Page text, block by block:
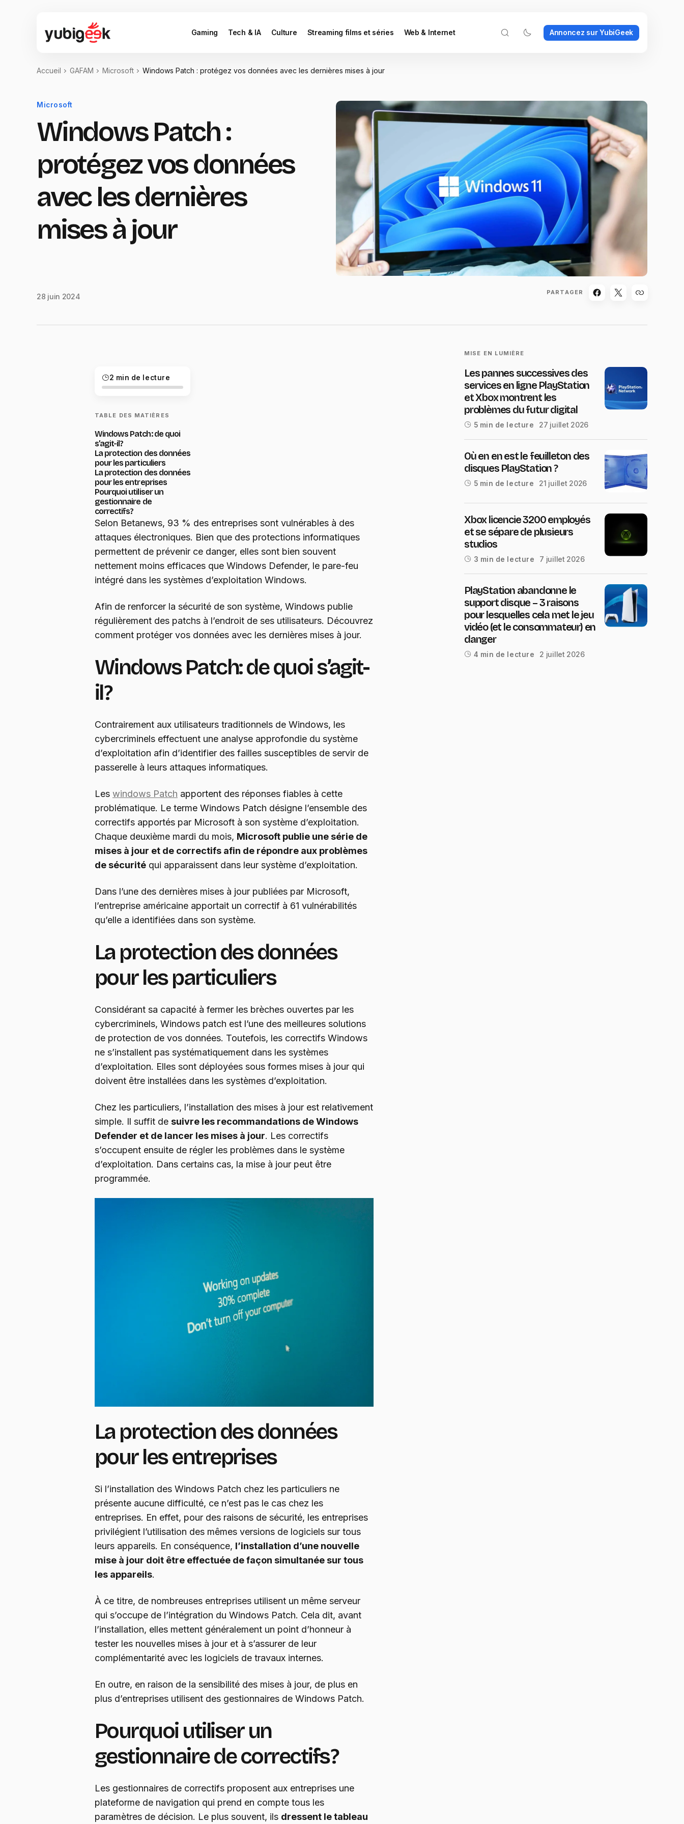
Gaming Tech & IA Culture Streaming films et séries Web & Internet Annoncez sur YubiGeek
Accueil GAFAM Microsoft Windows Patch : protégez vos données avec les dernières mises à jour
Microsoft
Windows Patch :
protégez vos données
avec les dernières
mises à jour
28 juin 2024 PARTAGER
2 min de lecture
TABLE DES MATIÈRES
Windows Patch: de quoi
s’agit-il ?
La protection des données
pour les particuliers
La protection des données
pour les entreprises
Pourquoi utiliser un
gestionnaire de
correctifs ?
Selon Betanews, 93 % des entreprises sont vulnérables à des
attaques électroniques. Bien que des protections informatiques
permettent de prévenir ce danger, elles sont bien souvent
nettement moins efficaces que Windows Defender, le pare-feu
intégré dans les systèmes d’exploitation Windows.
Afin de renforcer la sécurité de son système, Windows publie
régulièrement des patchs à l’endroit de ses utilisateurs. Découvrez
comment protéger vos données avec les dernières mises à jour.
Windows Patch: de quoi s’agit-
il ?
Contrairement aux utilisateurs traditionnels de Windows, les
cybercriminels effectuent une analyse approfondie du système
d’exploitation afin d’identifier des failles susceptibles de servir de
passerelle à leurs attaques informatiques.
Les windows Patch apportent des réponses fiables à cette
problématique. Le terme Windows Patch désigne l’ensemble des
correctifs apportés par Microsoft à son système d’exploitation.
Chaque deuxième mardi du mois, Microsoft publie une série de
mises à jour et de correctifs afin de répondre aux problèmes
de sécurité qui apparaissent dans leur système d’exploitation.
Dans l’une des dernières mises à jour publiées par Microsoft,
l’entreprise américaine apportait un correctif à 61 vulnérabilités
qu’elle a identifiées dans son système.
La protection des données
pour les particuliers
Considérant sa capacité à fermer les brèches ouvertes par les
cybercriminels, Windows patch est l’une des meilleures solutions
de protection de vos données. Toutefois, les correctifs Windows
ne s’installent pas systématiquement dans les systèmes
d’exploitation. Elles sont déployées sous formes mises à jour qui
doivent être installées dans les systèmes d’exploitation.
Chez les particuliers, l’installation des mises à jour est relativement
simple. Il suffit de suivre les recommandations de Windows
Defender et de lancer les mises à jour. Les correctifs
s’occupent ensuite de régler les problèmes dans le système
d’exploitation. Dans certains cas, la mise à jour peut être
programmée.
La protection des données
pour les entreprises
Si l’installation des Windows Patch chez les particuliers ne
présente aucune difficulté, ce n’est pas le cas chez les
entreprises. En effet, pour des raisons de sécurité, les entreprises
privilégient l’utilisation des mêmes versions de logiciels sur tous
leurs appareils. En conséquence, l’installation d’une nouvelle
mise à jour doit être effectuée de façon simultanée sur tous
les appareils.
À ce titre, de nombreuses entreprises utilisent un même serveur
qui s’occupe de l’intégration du Windows Patch. Cela dit, avant
l’installation, elles mettent généralement un point d’honneur à
tester les nouvelles mises à jour et à s’assurer de leur
complémentarité avec les logiciels de travaux internes.
En outre, en raison de la sensibilité des mises à jour, de plus en
plus d’entreprises utilisent des gestionnaires de Windows Patch.
Pourquoi utiliser un
gestionnaire de correctifs ?
Les gestionnaires de correctifs proposent aux entreprises une
plateforme de navigation qui prend en compte tous les
paramètres de décision. Le plus souvent, ils dressent le tableau
MISE EN LUMIÈRE
Les pannes successives des
services en ligne PlayStation
et Xbox montrent les
problèmes du futur digital
5 min de lecture 27 juillet 2026
Où en en est le feuilleton des
disques PlayStation ?
5 min de lecture 21 juillet 2026
Xbox licencie 3200 employés
et se sépare de plusieurs
studios
3 min de lecture 7 juillet 2026
PlayStation abandonne le
support disque – 3 raisons
pour lesquelles cela met le jeu
vidéo (et le consommateur) en
danger
4 min de lecture 2 juillet 2026